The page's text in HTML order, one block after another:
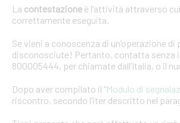
La contestazione è l’attività attraverso
correttamente eseguita.
Se vieni a conoscenza di un’operazione
disconosciute! Pertanto, contatta senza
800005444, per chiamate dall’Italia, o il
Dopo aver compilato il “Modulo di
riscontro, secondo l’iter descritto nel